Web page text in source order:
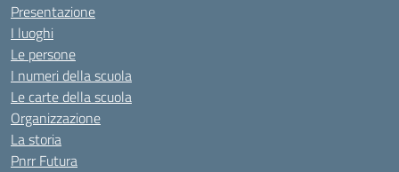
Presentazione
I luoghi
Le persone
I numeri della scuola
Le carte della scuola
Organizzazione
La storia
Pnrr Futura